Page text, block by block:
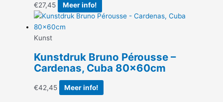
€27,45 Meer info!
Kunst
Kunstdruk Bruno Pérousse –
Cardenas, Cuba 80x60cm
€42,45 Meer info!